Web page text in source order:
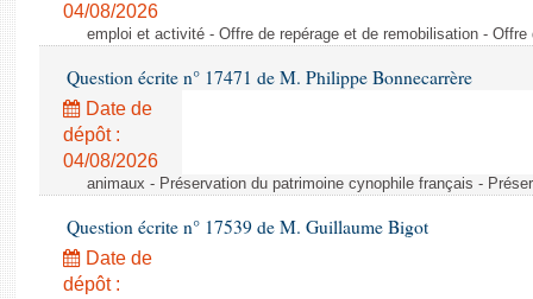
04/08/2026
emploi et activité - Offre de repérage et de remobilisation -
Question écrite n° 17471 de M. Philippe Bonnecarrère
Date de
dépôt :
04/08/2026
animaux - Préservation du patrimoine cynophile français -
Question écrite n° 17539 de M. Guillaume Bigot
Date de
dépôt :